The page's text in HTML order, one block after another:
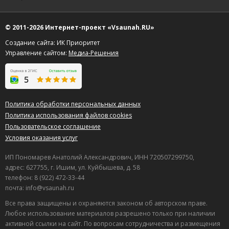
Игорь о Сауна Дискавери
10.06.2026 в 12:30
Нормальная сауна, уютно. Персонал вежливый и
внимательный, встретили приятно. Вполне достойное
место.
Полезный отзыв?
Валерий о ДОБРАЯ БАНЬКА
07.06.2026 в 17:15
Полезный отзыв? Да (0) Нет(0)
Егор о Сказочная Баня
01.06.2026 в 23:05
Отдыхали мужской компанией, брали зал на вечер.
9
© 2011-2026 Интернет-проект «Vsaunah.RU»
Создание сайта: ИК Приоритет
Управление сайтом: Медиа-Решения
Политика обработки персональных данных
Политика использования файлов cookies
Пользовательское соглашение
Условия оказания услуг
ИП Пономарев Анатолий Александрович, ИНН 720507299750,
адрес: 627755, г. Ишим, ул. Куйбышева, д. 58
телефон: 8 (922) 472-33-44
почта: info@vsaunah.ru
Все права защищены и охраняются законом об авторском праве.
Любое использование материалов разрешено только при наличии
активной ссылки на сайт. По вопросам сотрудничества и размещения